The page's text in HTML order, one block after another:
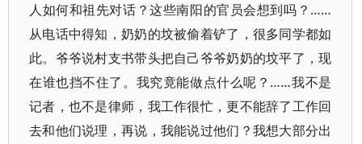
人如何和祖先对话？这些南阳的官员会想到吗？……
从电话中得知，奶奶的坟被偷着铲了，很多同学都如
此。爷爷说村支书带头把自己爷爷奶奶的坟平了，现
在谁也挡不住了。我究竟能做点什么呢？……我不是
记者，也不是律师，我工作很忙，更不能辞了工作回
去和他们说理，再说，我能说过他们？我想大部分出